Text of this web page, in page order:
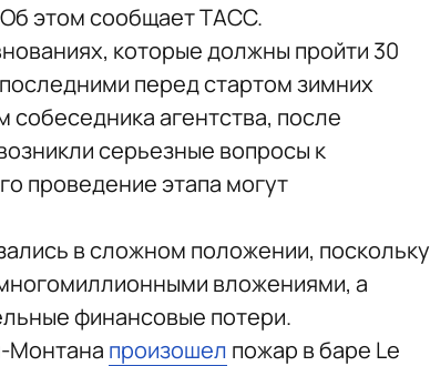
этом сообщает ТАСС.
которые должны пройти 30
перед стартом зимних
агентства, после
серьезные вопросы к
проведение этапа могут
в сложном положении, поскольку
вложениями, а
финансовые потери.
Монтана произошел пожар в баре Le